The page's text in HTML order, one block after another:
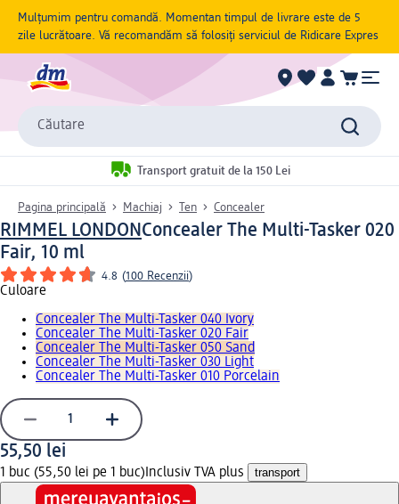
Mulțumim pentru comandă. Momentan timpul de livrare este de 5
zile lucrătoare. Vă recomandăm să folosiți serviciul de Ridicare Expres
Căutare
Transport gratuit de la 150 Lei
Pagina principală Machiaj Ten Concealer
RIMMEL LONDONConcealer The Multi-Tasker 020
Fair, 10 ml
4.8 (100 Recenzii)
Culoare
Concealer The Multi-Tasker 040 Ivory
Concealer The Multi-Tasker 020 Fair
Concealer The Multi-Tasker 050 Sand
Concealer The Multi-Tasker 030 Light
Concealer The Multi-Tasker 010 Porcelain
55,50 lei
1 buc (55,50 lei pe 1 buc) Inclusiv TVA plus transport